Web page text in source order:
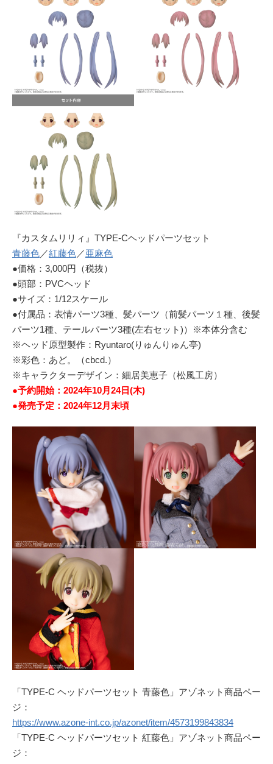
『カスタムリリィ』TYPE-Cヘッドパーツセット
青藤色／紅藤色／亜麻色
●価格：3,000円（税抜）
●頭部：PVCヘッド
●サイズ：1/12スケール
●付属品：表情パーツ3種、髪パーツ（前髪パーツ１種、後髪
パーツ1種、テールパーツ3種(左右セット)）※本体分含む
※ヘッド原型製作：Ryuntaro(りゅんりゅん亭)
※彩色：あど。（cbcd.）
※キャラクターデザイン：細居美恵子（松風工房）
●予約開始：2024年10月24日(木)
●発売予定：2024年12月末頃
「TYPE-C ヘッドパーツセット 青藤色」アゾネット商品ペー
ジ：
https://www.azone-int.co.jp/azonet/item/4573199843834
「TYPE-C ヘッドパーツセット 紅藤色」アゾネット商品ペー
ジ：